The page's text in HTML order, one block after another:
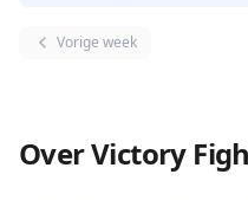
Vorige week
Over Victory